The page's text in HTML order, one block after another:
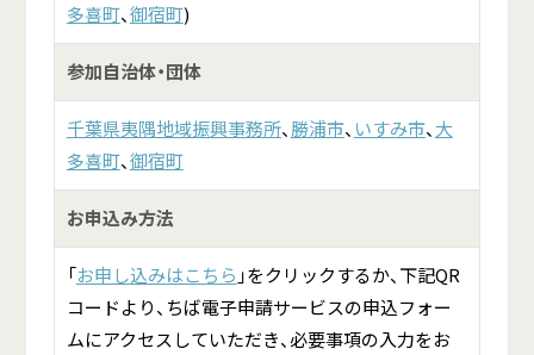
多喜町、御宿町)
参加自治体・団体
千葉県夷隅地域振興事務所、勝浦市、 いすみ市、大
多喜町、御宿町
お申込み方法
「お申し込みはこちら 」をクリックするか、下記QR
コードより、ちば電子申請サービスの申込フォー
ムにアクセスしていただき、必要事項の入力をお